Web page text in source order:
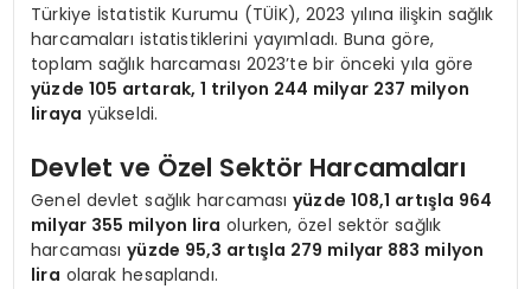
Türkiye İstatistik Kurumu (TÜİK), 2023 yılına ilişkin sağlık
harcamaları istatistiklerini yayımladı. Buna göre,
toplam sağlık harcaması 2023’te bir önceki yıla göre
yüzde 105 artarak, 1 trilyon 244 milyar 237 milyon
liraya yükseldi.
Devlet ve Özel Sektör Harcamaları
Genel devlet sağlık harcamasıyüzde 108,1 artışla 964
milyar 355 milyon lira olurken, özel sektör sağlık
harcamasıyüzde 95,3 artışla 279 milyar 883 milyon
lira olarak hesaplandı.